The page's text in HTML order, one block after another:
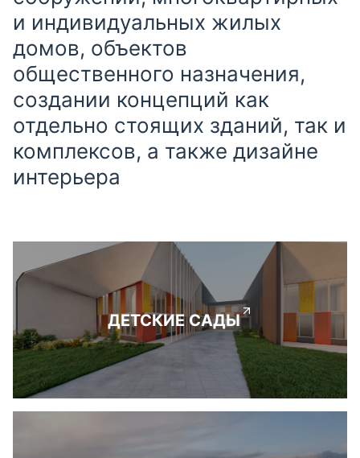
и индивидуальных жилых
домов, объектов
общественного назначения,
создании концепций как
отдельно стоящих зданий, так и
комплексов, а также дизайне
интерьера
ДЕТСКИЕ САДЫ